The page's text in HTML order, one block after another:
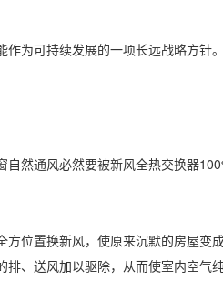
为可持续发展的一项长远战略方针。
然通风必然要被新风全热交换器
位置换新风，使原来沉默的房屋变
、送风加以驱除，从而使室内空